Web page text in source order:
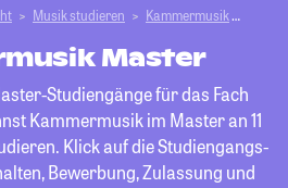
Musik studieren Kammermusik
Master
Studiengänge für das Fach
Kammermusik im Master an 11
Klick auf die Studiengangs-
Bewerbung, Zulassung und